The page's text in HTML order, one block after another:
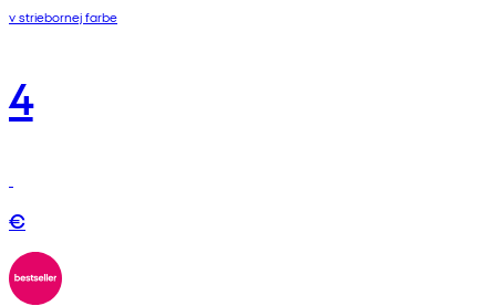
v striebornej farbe
4
€